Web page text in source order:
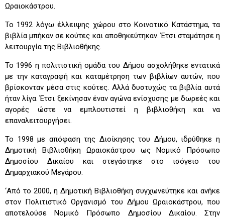
Ωραιοκάστρου.
Το 1992 λόγω έλλειψης χώρου στο Κοινοτικό Κατάστημα, τα
βιβλία μπήκαν σε κούτες και αποθηκεύτηκαν. Έτσι σταμάτησε η
λειτουργία της Βιβλιοθήκης.
Το 1996 η πολιτιστική ομάδα του Δήμου ασχολήθηκε εντατικά
με την καταγραφή και καταμέτρηση των βιβλίων αυτών, που
βρίσκονταν μέσα στις κούτες. Αλλά δυστυχώς τα βιβλία αυτά
ήταν λίγα. Έτσι ξεκίνησαν έναν αγώνα ενίσχυσης με δωρεές και
αγορές ώστε να εμπλουτιστεί η βιβλιοθήκη και να
επαναλειτουργήσει.
Το 1998 με απόφαση της Διοίκησης του Δήμου, ιδρύθηκε η
Δημοτική Βιβλιοθήκη Ωραιοκάστρου ως Νομικό Πρόσωπο
Δημοσίου Δικαίου και στεγάστηκε στο ισόγειο του
Δημαρχιακού Μεγάρου.
‘Από το 2000, η Δημοτική Βιβλιοθήκη συγχωνεύτηκε και ανήκε
στον Πολιτιστικό Οργανισμό του Δήμου Ωραιοκάστρου, που
αποτελούσε Νομικό Πρόσωπο Δημοσίου Δικαίου. Στην